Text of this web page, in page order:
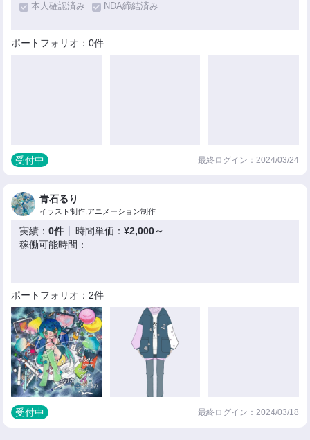
本人確認済み NDA締結済み
ポートフォリオ：0件
受付中 最終ログイン：2024/03/24
青石るり
イラスト制作,アニメーション制作
実績：0件 時間単価：¥2,000～
稼働可能時間：
ポートフォリオ：2件
受付中 最終ログイン：2024/03/18